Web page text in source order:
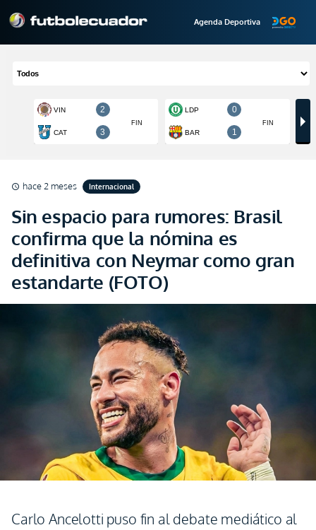
Agenda Deportiva
schedule hace 2 meses Internacional
Sin espacio para rumores: Brasil
confirma que la nómina es
definitiva con Neymar como gran
estandarte (FOTO)
Carlo Ancelotti puso fin al debate mediático al